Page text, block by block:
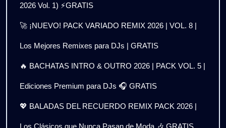
2026 Vol. 1) ⚡GRATIS
🚀 ¡NUEVO! PACK VARIADO REMIX 2026 | VOL. 8 |
Los Mejores Remixes para DJs | GRATIS
🔥 BACHATAS INTRO & OUTRO 2026 | PACK VOL. 5 |
Ediciones Premium para DJs 🎧 GRATIS
💖 BALADAS DEL RECUERDO REMIX PACK 2026 |
Los Clásicos que Nunca Pasan de Moda 🎶 GRATIS